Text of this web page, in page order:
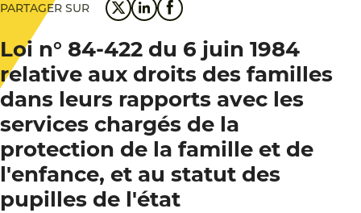
PARTAGER SUR
Loi n° 84-422 du 6 juin 1984
relative aux droits des familles
dans leurs rapports avec les
services chargés de la
protection de la famille et de
l'enfance, et au statut des
pupilles de l'état